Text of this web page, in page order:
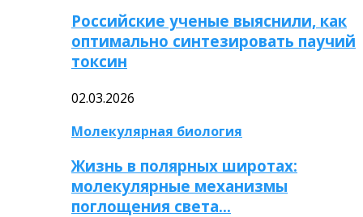
Российские ученые выяснили, как
оптимально синтезировать паучий
токсин
02.03.2026
Молекулярная биология
Жизнь в полярных широтах:
молекулярные механизмы
поглощения света…